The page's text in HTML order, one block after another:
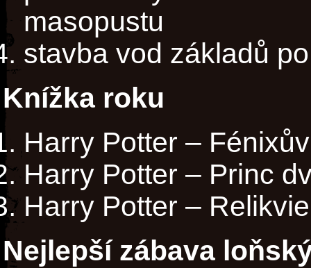
masopustu
stavba vod základů
Knížka roku
Harry Potter –
Harry Potter – Princ
Harry Potter –
Nejlepší zábava